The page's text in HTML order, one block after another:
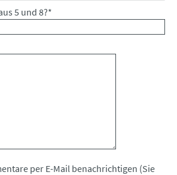
5 und 8?*
per E-Mail benachrichtigen (Sie